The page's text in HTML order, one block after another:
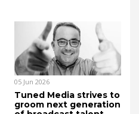
05 Jun 2026
Tuned Media strives to
groom next generation